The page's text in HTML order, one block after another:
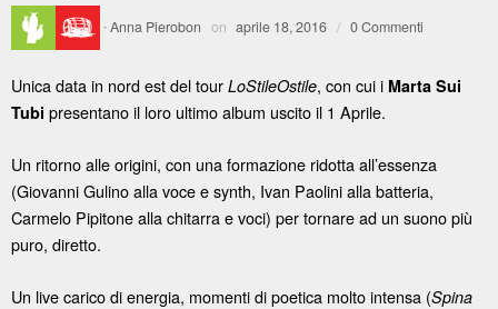
·Anna Pierobon on aprile 18, 2016 / 0 Commenti
Unica data in nord est del tour LoStileOstile, con cui i Marta Sui
Tubi presentano il loro ultimo album uscito il 1 Aprile.
Un ritorno alle origini, con una formazione ridotta all’essenza
(Giovanni Gulino alla voce e synth, Ivan Paolini alla batteria,
Carmelo Pipitone alla chitarra e voci) per tornare ad un suono più
puro, diretto.
Un live carico di energia, momenti di poetica molto intensa (Spina